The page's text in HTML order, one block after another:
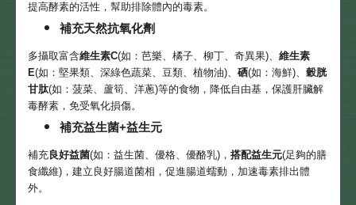
提高酵素的活性，幫助排除體內的毒素。
補充天然抗氧化劑
多攝取富含維生素C(如：芭樂、橘子、柳丁、奇異果)、 維生素
E(如：堅果類、深綠色蔬菜、豆類、植物油)、 硒(如：海鮮)、 穀胱
甘肽(如：菠菜、蘆筍、洋蔥)等的食物，降低自由基，保護肝臟解
毒酵素，免受氧化損傷。
補充益生菌+益生元
補充良好益菌(如：益生菌、優格、優酪乳)， 搭配益生元(足夠的膳
食纖維)，建立良好腸道菌相，促進腸道蠕動，加速毒素排出體
外。